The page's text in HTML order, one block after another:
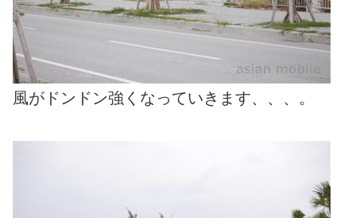
風がドンドン強くなっていきます、、、。